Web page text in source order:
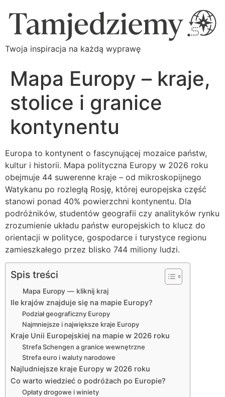
Twoja inspiracja na każdą wyprawę
Mapa Europy – kraje,
stolice i granice
kontynentu
Europa to kontynent o fascynującej mozaice państw,
kultur i historii. Mapa polityczna Europy w 2026 roku
obejmuje 44 suwerenne kraje – od mikroskopijnego
Watykanu po rozległą Rosję, której europejska część
stanowi ponad 40% powierzchni kontynentu. Dla
podróżników, studentów geografii czy analityków rynku
zrozumienie układu państw europejskich to klucz do
orientacji w polityce, gospodarce i turystyce regionu
zamieszkałego przez blisko 744 miliony ludzi.
Spis treści
Mapa Europy — kliknij kraj
Ile krajów znajduje się na mapie Europy?
Podział geograficzny Europy
Najmniejsze i największe kraje Europy
Kraje Unii Europejskiej na mapie w 2026 roku
Strefa Schengen a granice wewnętrzne
Strefa euro i waluty narodowe
Najludniejsze kraje Europy w 2026 roku
Co warto wiedzieć o podróżach po Europie?
Opłaty drogowe i winiety